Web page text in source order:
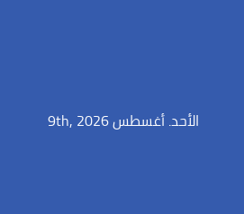
الأحد. أغسطس 9th, 2026